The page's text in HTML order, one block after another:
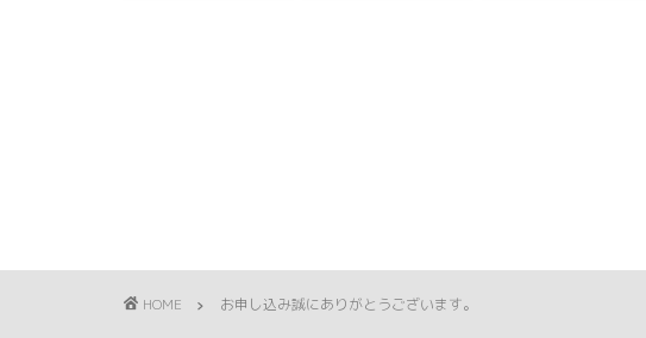
HOME お申し込み誠にありがとうございます。